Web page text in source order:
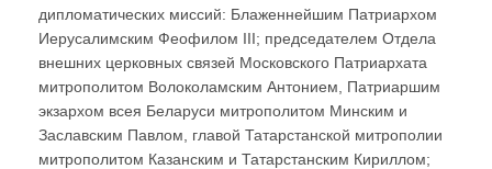
дипломатических миссий: Блаженнейшим Патриархом
Иерусалимским Феофилом III; председателем Отдела
внешних церковных связей Московского Патриархата
митрополитом Волоколамским Антонием, Патриаршим
экзархом всея Беларуси митрополитом Минским и
Заславским Павлом, главой Татарстанской митрополии
митрополитом Казанским и Татарстанским Кириллом;